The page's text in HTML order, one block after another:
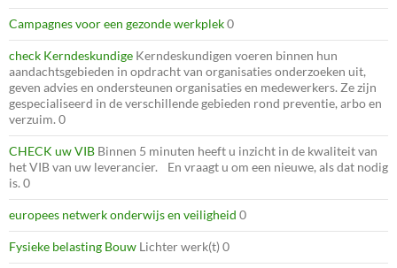
Campagnes voor een gezonde werkplek0
check Kerndeskundige Kerndeskundigen voeren binnen hun
aandachtsgebieden in opdracht van organisaties onderzoeken uit,
geven advies en ondersteunen organisaties en medewerkers. Ze zijn
gespecialiseerd in de verschillende gebieden rond preventie, arbo en
verzuim. 0
CHECK uw VIB Binnen 5 minuten heeft u inzicht in de kwaliteit van
het VIB van uw leverancier. En vraagt u om een nieuwe, als dat nodig
is. 0
europees netwerk onderwijs en veiligheid 0
Fysieke belasting Bouw Lichter werk(t) 0